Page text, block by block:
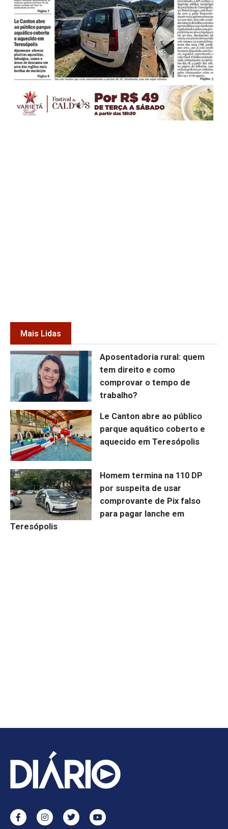
Mais Lidas
Aposentadoria rural: quem
tem direito e como
comprovar o tempo de
trabalho?
Le Canton abre ao público
parque aquático coberto e
aquecido em Teresópolis
Homem termina na 110 DP
por suspeita de usar
comprovante de Pix falso
para pagar lanche em
Teresópolis